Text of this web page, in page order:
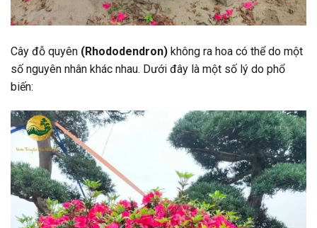
Cây đỗ quyên (Rhododendron) không ra hoa có thể do một
số nguyên nhân khác nhau. Dưới đây là một số lý do phổ
biến: